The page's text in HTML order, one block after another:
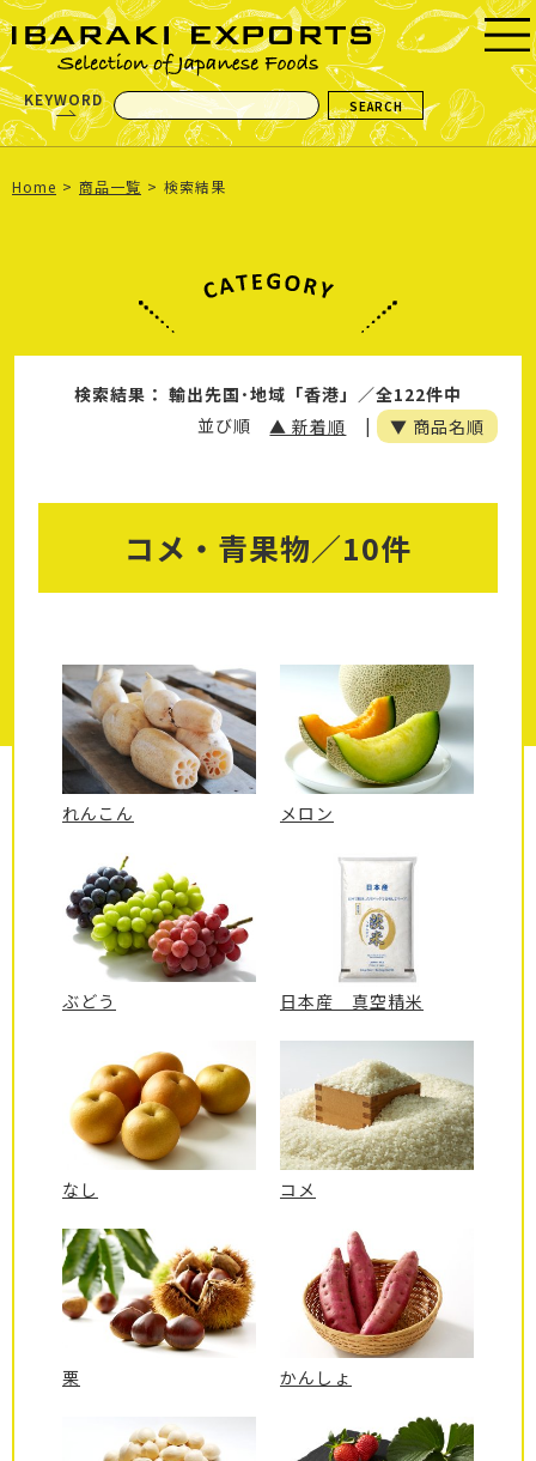
KEYWORD
Home 商品一覧 検索結果
検索結果： 輸出先国･地域「香港」／全122件中
並び順
▲ 新着順 | ▼ 商品名順
コメ・青果物／10件
れんこん メロン
ぶどう 日本産 真空精米
なし コメ
栗 かんしょ